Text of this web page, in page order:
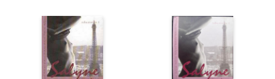
Társadalomtudomány
Természettudomány
Történelem